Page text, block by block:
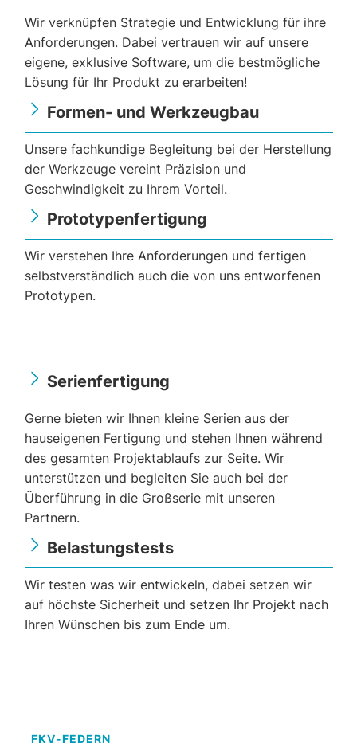
Wir verknüpfen Strategie und Entwicklung für ihre
Anforderungen. Dabei vertrauen wir auf unsere
eigene, exklusive Software, um die bestmögliche
Lösung für Ihr Produkt zu erarbeiten!
Formen- und Werkzeugbau
Unsere fachkundige Begleitung bei der Herstellung
der Werkzeuge vereint Präzision und
Geschwindigkeit zu Ihrem Vorteil.
Prototypenfertigung
Wir verstehen Ihre Anforderungen und fertigen
selbstverständlich auch die von uns entworfenen
Prototypen.
Serienfertigung
Gerne bieten wir Ihnen kleine Serien aus der
hauseigenen Fertigung und stehen Ihnen während
des gesamten Projektablaufs zur Seite. Wir
unterstützen und begleiten Sie auch bei der
Überführung in die Großserie mit unseren
Partnern.
Belastungstests
Wir testen was wir entwickeln, dabei setzen wir
auf höchste Sicherheit und setzen Ihr Projekt nach
Ihren Wünschen bis zum Ende um.
FKV-FEDERN